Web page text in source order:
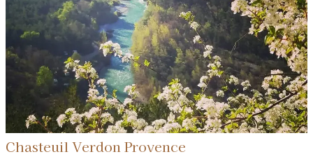
Chasteuil Verdon Provence